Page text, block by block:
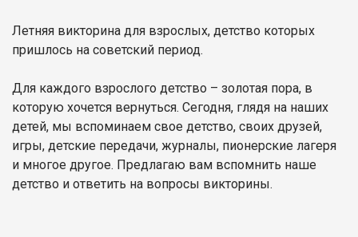
Летняя викторина для взрослых, детство которых
пришлось на советский период.
Для каждого взрослого детство – золотая пора, в
которую хочется вернуться. Сегодня, глядя на наших
детей, мы вспоминаем свое детство, своих друзей,
игры, детские передачи, журналы, пионерские лагеря
и многое другое. Предлагаю вам вспомнить наше
детство и ответить на вопросы викторины.